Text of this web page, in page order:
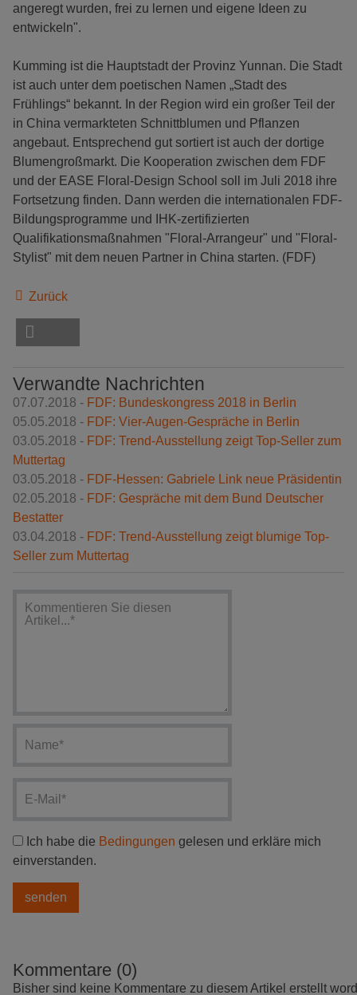
angeregt wurden, frei zu lernen und eigene Ideen zu
entwickeln".
Kumming ist die Hauptstadt der Provinz Yunnan. Die Stadt
ist auch unter dem poetischen Namen „Stadt des
Frühlings“ bekannt. In der Region wird ein großer Teil der
in China vermarkteten Schnittblumen und Pflanzen
angebaut. Entsprechend gut sortiert ist auch der dortige
Blumengroßmarkt. Die Kooperation zwischen dem FDF
und der EASE Floral-Design School soll im Juli 2018 ihre
Fortsetzung finden. Dann werden die internationalen FDF-
Bildungsprogramme und IHK-zertifizierten
Qualifikationsmaßnahmen "Floral-Arrangeur" und "Floral-
Stylist" mit dem neuen Partner in China starten. (FDF)
Zurück
Verwandte Nachrichten
07.07.2018 - FDF: Bundeskongress 2018 in Berlin
05.05.2018 - FDF: Vier-Augen-Gespräche in Berlin
03.05.2018 - FDF: Trend-Ausstellung zeigt Top-Seller zum
Muttertag
03.05.2018 - FDF-Hessen: Gabriele Link neue Präsidentin
02.05.2018 - FDF: Gespräche mit dem Bund Deutscher
Bestatter
03.04.2018 - FDF: Trend-Ausstellung zeigt blumige Top-
Seller zum Muttertag
Ich habe die Bedingungen gelesen und erkläre mich
einverstanden.
Kommentare (0)
Bisher sind keine Kommentare zu diesem Artikel erstellt